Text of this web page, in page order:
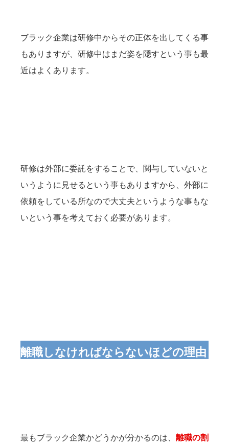
ブラック企業は研修中からその正体を出してくる事
もありますが、研修中はまだ姿を隠すという事も最
近はよくあります。
研修は外部に委託をすることで、関与していないと
いうように見せるという事もありますから、外部に
依頼をしている所なので大丈夫というような事もな
いという事を考えておく必要があります。
離職しなければならないほどの理由
最もブラック企業かどうかが分かるのは、 離職の割